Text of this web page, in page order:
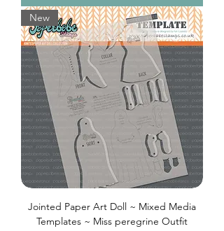
New
Jointed Paper Art Doll ~ Mixed Media
Templates ~ Miss peregrine Outfit